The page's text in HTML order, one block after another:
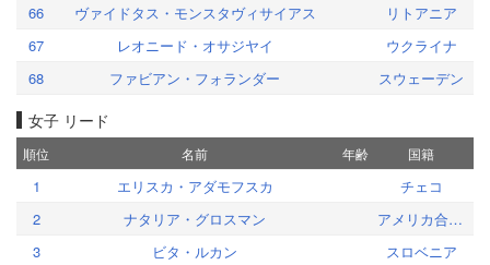
66
ヴァイドタス・モンスタヴィサイアス
リトアニア
67
レオニード・オサジヤイ
ウクライナ
68
ファビアン・フォランダー スウェーデン
女子 リード
順位 名前 年齢 国籍
1 エリスカ・アダモフスカ
チェコ
2
ナタリア・グロスマン
アメリカ合衆国
3
ビタ・ルカン スロベニア